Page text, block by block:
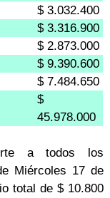
$ 3.032.400
$ 3.316.900
$ 2.873.000
$ 9.390.600
$ 7.484.650
$
45.978.000
a todos los
Miércoles 17 de
total de $ 10.800